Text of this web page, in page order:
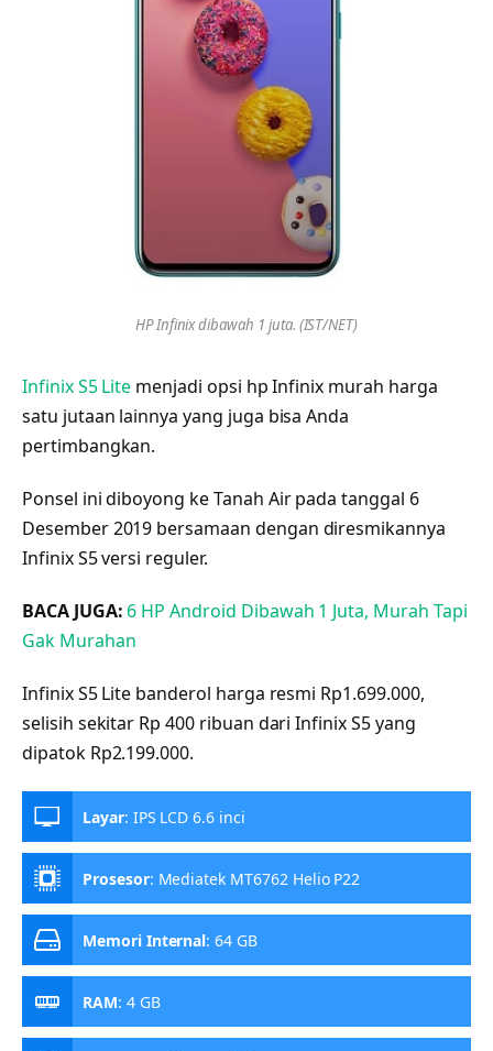
HP Infinix dibawah 1 juta. (IST/NET)
Infinix S5 Lite menjadi opsi hp Infinix murah harga
satu jutaan lainnya yang juga bisa Anda
pertimbangkan.
Ponsel ini diboyong ke Tanah Air pada tanggal 6
Desember 2019 bersamaan dengan diresmikannya
Infinix S5 versi reguler.
BACA JUGA: 6 HP Android Dibawah 1 Juta, Murah Tapi
Gak Murahan
Infinix S5 Lite banderol harga resmi Rp1.699.000,
selisih sekitar Rp 400 ribuan dari Infinix S5 yang
dipatok Rp2.199.000.
Layar: IPS LCD 6.6 inci
Prosesor: Mediatek MT6762 Helio P22
Memori Internal:64 GB
RAM: 4 GB